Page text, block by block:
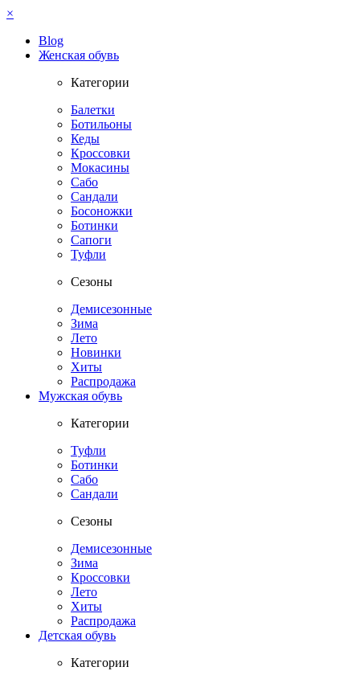
×
Blog
Женская обувь
Категории
Балетки
Ботильоны
Кеды
Кроссовки
Мокасины
Сабо
Сандали
Босоножки
Ботинки
Сапоги
Туфли
Сезоны
Демисезонные
Зима
Лето
Новинки
Хиты
Распродажа
Мужская обувь
Категории
Туфли
Ботинки
Сабо
Сандали
Сезоны
Демисезонные
Зима
Кроссовки
Лето
Хиты
Распродажа
Детская обувь
Категории